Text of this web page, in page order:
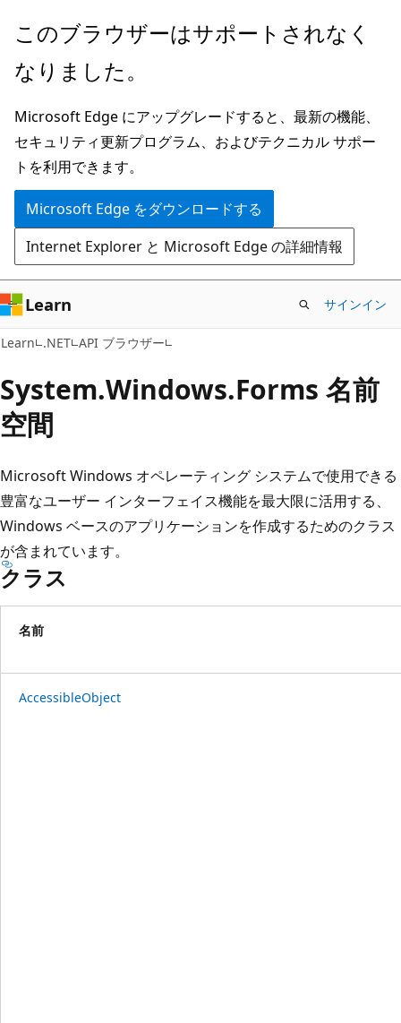
メ
ン
ン
テ
ン
ツ
に
ス
キ
ッ
プ
ペ
ジ
ナ
ビ
ゲ
ー
シ
ョ
ン
に
ス
キ
プ
このブラウザーはサポートされなく
なりました。
Microsoft Edge にアップグレードすると、最新の機能、
セキュリティ更新プログラム、およびテクニカル サポー
トを利用できます。
Microsoft Edge をダウンロードする
Internet Explorer と Microsoft Edge の詳細情報
Learn サインイン
Learn .NET API ブラウザー
System.Windows.Forms 名前
空間
Microsoft Windows オペレーティング システムで使用できる
豊富なユーザー インターフェイス機能を最大限に活用する、
Windows ベースのアプリケーションを作成するためのクラス
が含まれています。
クラス
名前
AccessibleObject